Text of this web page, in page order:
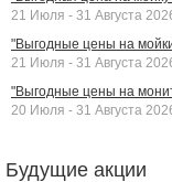
21 Июля - 31 Августа
"Выгодные цены на
21 Июля - 31 Августа
"Выгодные цены на
20 Июля - 31 Августа
Будущие акции